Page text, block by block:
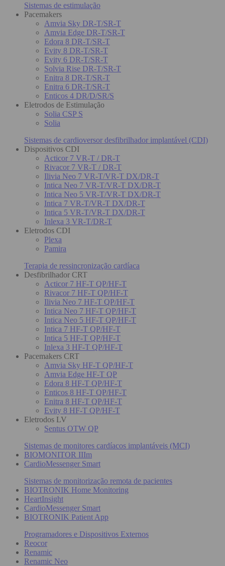
Sistemas de estimulação
Pacemakers
Amvia Sky DR-T/SR-T
Amvia Edge DR-T/SR-T
Edora 8 DR-T/SR-T
Evity 8 DR-T/SR-T
Evity 6 DR-T/SR-T
Solvia Rise DR-T/SR-T
Enitra 8 DR-T/SR-T
Enitra 6 DR-T/SR-T
Enticos 4 DR/D/SR/S
Eletrodos de Estimulação
Solia CSP S
Solia
Sistemas de cardioversor desfibrilhador implantável (CDI)
Dispositivos CDI
Acticor 7 VR-T / DR-T
Rivacor 7 VR-T / DR-T
Ilivia Neo 7 VR-T/VR-T DX/DR-T
Intica Neo 7 VR-T/VR-T DX/DR-T
Intica Neo 5 VR-T/VR-T DX/DR-T
Intica 7 VR-T/VR-T DX/DR-T
Intica 5 VR-T/VR-T DX/DR-T
Inlexa 3 VR-T/DR-T
Eletrodos CDI
Plexa
Pamira
Terapia de ressincronização cardíaca
Desfibrilhador CRT
Acticor 7 HF-T QP/HF-T
Rivacor 7 HF-T QP/HF-T
Ilivia Neo 7 HF-T QP/HF-T
Intica Neo 7 HF-T QP/HF-T
Intica Neo 5 HF-T QP/HF-T
Intica 7 HF-T QP/HF-T
Intica 5 HF-T QP/HF-T
Inlexa 3 HF-T QP/HF-T
Pacemakers CRT
Amvia Sky HF-T QP/HF-T
Amvia Edge HF-T QP
Edora 8 HF-T QP/HF-T
Enticos 8 HF-T QP/HF-T
Enitra 8 HF-T QP/HF-T
Evity 8 HF-T QP/HF-T
Eletrodos LV
Sentus OTW QP
Sistemas de monitores cardíacos implantáveis (MCI)
BIOMONITOR IIIm
CardioMessenger Smart
Sistemas de monitorização remota de pacientes
BIOTRONIK Home Monitoring
HeartInsight
CardioMessenger Smart
BIOTRONIK Patient App
Programadores e Dispositivos Externos
Reocor
Renamic
Renamic Neo